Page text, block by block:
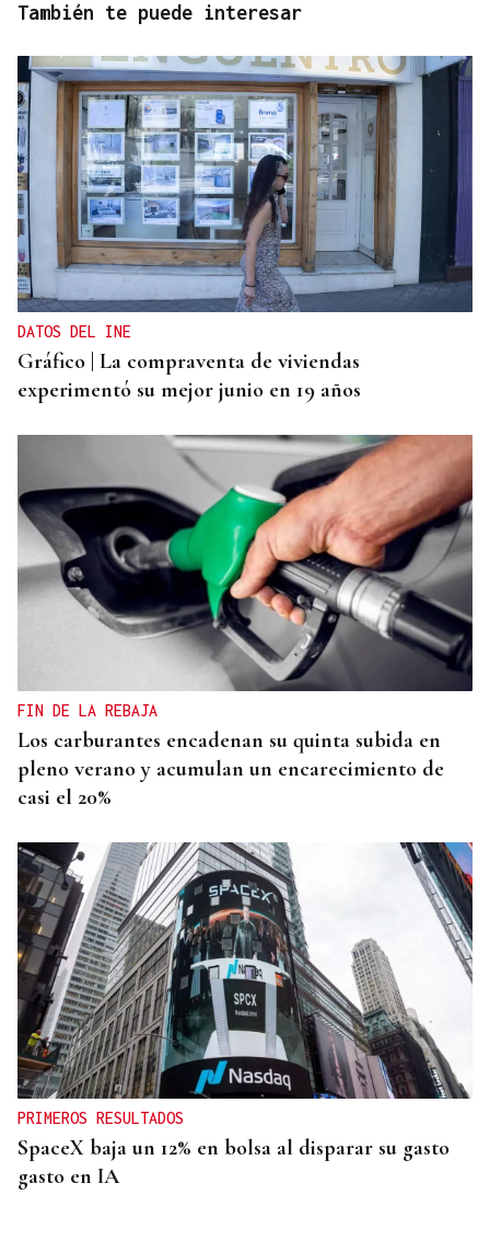
También te puede interesar
DATOS DEL INE
Gráfico | La compraventa de viviendas
experimentó su mejor junio en 19 años
FIN DE LA REBAJA
Los carburantes encadenan su quinta subida en
pleno verano y acumulan un encarecimiento de
casi el 20%
PRIMEROS RESULTADOS
SpaceX baja un 12% en bolsa al disparar su gasto
gasto en IA